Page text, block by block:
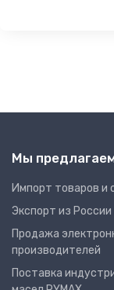
Мы
Импорт товаров и
Экспорт из
Продажа
производителей
Поставка